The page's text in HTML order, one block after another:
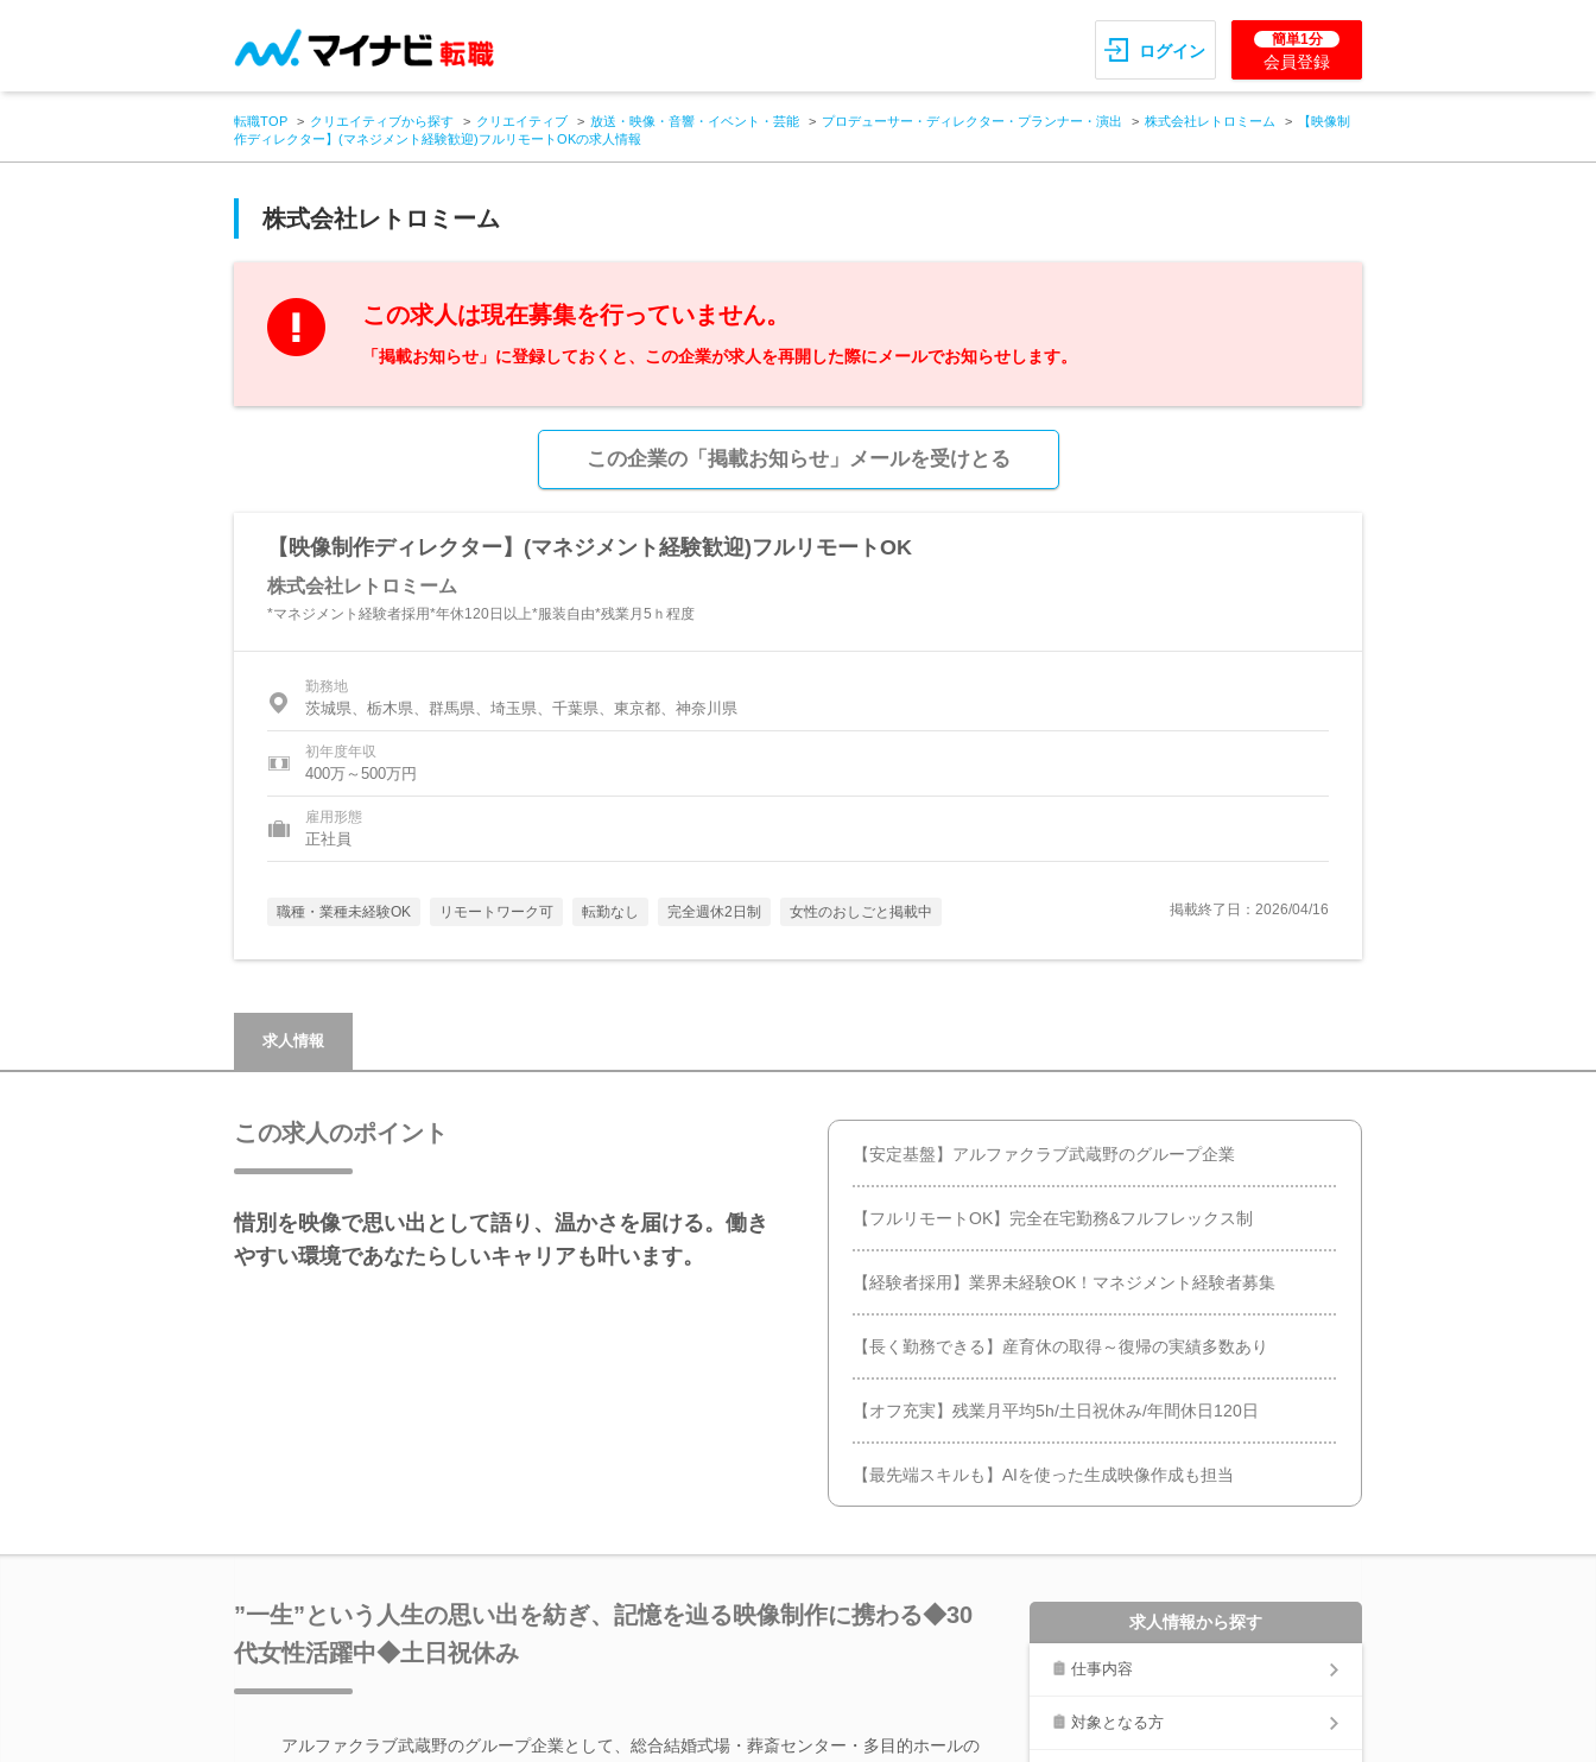
ログイン
簡単1分
会員登録
転職TOP クリエイティブから探す クリエイティブ 放送・映像・音響・イベント・芸能 プロデューサー・ディレクター・プランナー・演出 株式会社レトロミーム
【映像制
作ディレクター】(マネジメント経験歓迎)フルリモートOKの求人情報
株式会社レトロミーム
この求人は現在募集を行っていません。
「掲載お知らせ」に登録しておくと、この企業が求人を再開した際にメールでお知らせします。
この企業の「掲載お知らせ」メールを受けとる
【映像制作ディレクター】(マネジメント経験歓迎)フルリモートOK
株式会社レトロミーム
*マネジメント経験者採用*年休120日以上*服装自由*残業月5ｈ程度
勤務地
茨城県、栃木県、群馬県、埼玉県、千葉県、東京都、神奈川県
初年度年収
400万～500万円
雇用形態
正社員
職種・業種未経験OK リモートワーク可 転勤なし 完全週休2日制 女性のおしごと掲載中 掲載終了日：2026/04/16
求人情報
この求人のポイント
惜別を映像で思い出として語り、温かさを届ける。働き
やすい環境であなたらしいキャリアも叶います。
【安定基盤】アルファクラブ武蔵野のグループ企業
【フルリモートOK】完全在宅勤務&フルフレックス制
【経験者採用】業界未経験OK！マネジメント経験者募集
【長く勤務できる】産育休の取得～復帰の実績多数あり
【オフ充実】残業月平均5h/土日祝休み/年間休日120日
【最先端スキルも】AIを使った生成映像作成も担当
”一生”という人生の思い出を紡ぎ、記憶を辿る映像制作に携わる◆30
代女性活躍中◆土日祝休み
アルファクラブ武蔵野のグループ企業として、総合結婚式場・葬斎センター・多目的ホールの
求人情報から探す
仕事内容
対象となる方